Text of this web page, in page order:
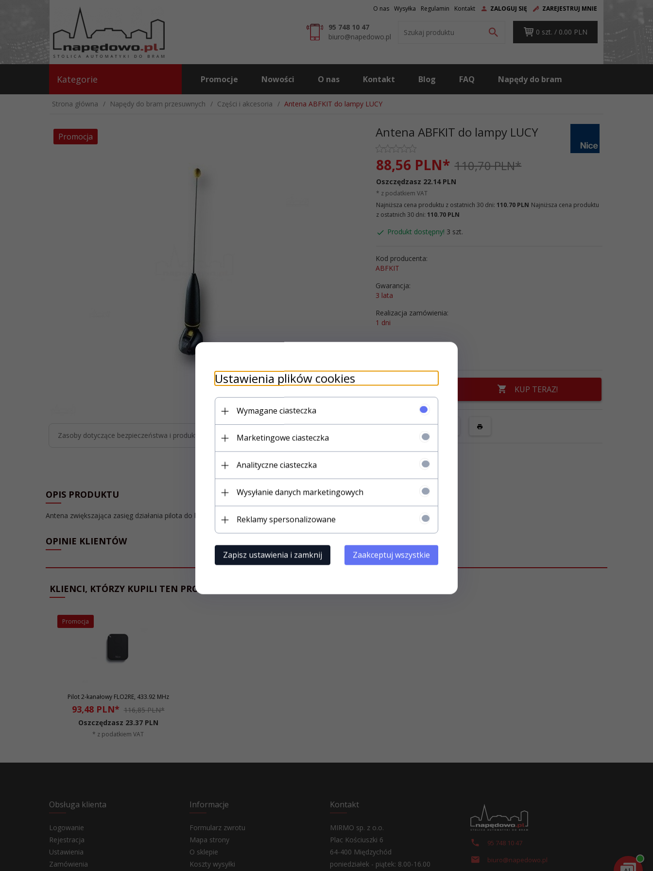
O nas Wysyłka Regulamin Kontakt ZALOGUJ SIĘ ZAREJESTRUJ MNIE
95 748 10 47
biuro@napedowo.pl
0 szt. / 0.00 PLN
Kategorie Promocje Nowości O nas Kontakt Blog FAQ Napędy do bram
Strona główna Napędy do bram przesuwnych Części i akcesoria Antena ABFKIT do lampy LUCY
Promocja
Zasoby dotyczące bezpieczeństwa i produktów
Antena ABFKIT do lampy LUCY
88,56 PLN* 110,70 PLN*
Oszczędzasz 22.14 PLN
* z podatkiem VAT
Najniższa cena produktu z ostatnich 30 dni: 110.70 PLN Najniższa cena produktu
z ostatnich 30 dni: 110.70 PLN
Produkt dostępny! 3 szt.
Kod producenta:
ABFKIT
Gwarancja:
3 lata
Realizacja zamówienia:
1 dni
KUP TERAZ!
OPIS PRODUKTU
Antena zwiększająca zasięg działania pilota do bramy do zamontowania na lampie LUCY, 433,92 MHz
OPINIE KLIENTÓW
KLIENCI, KTÓRZY KUPILI TEN PRODUKT WYBRALI RÓWNIEŻ...
Promocja
Pilot 2-kanałowy FLO2RE, 433.92 MHz
93,48 PLN* 116,85 PLN*
Oszczędzasz 23.37 PLN
* z podatkiem VAT
Obsługa klienta
Logowanie
Rejestracja
Ustawienia
Zamówienia
Informacje
Formularz zwrotu
Mapa strony
O sklepie
Koszty wysyłki
Kontakt
MIRMO sp. z o.o.
Plac Kościuszki 6
64-400 Międzychód
poniedziałek - piątek: 8.00-16.00
95 748 10 47
biuro@napedowo.pl
Ustawienia plików cookies
Wymagane ciasteczka
Marketingowe ciasteczka
Analityczne ciasteczka
Wysyłanie danych marketingowych
Reklamy spersonalizowane
Zapisz ustawienia i zamknij Zaakceptuj wszystkie